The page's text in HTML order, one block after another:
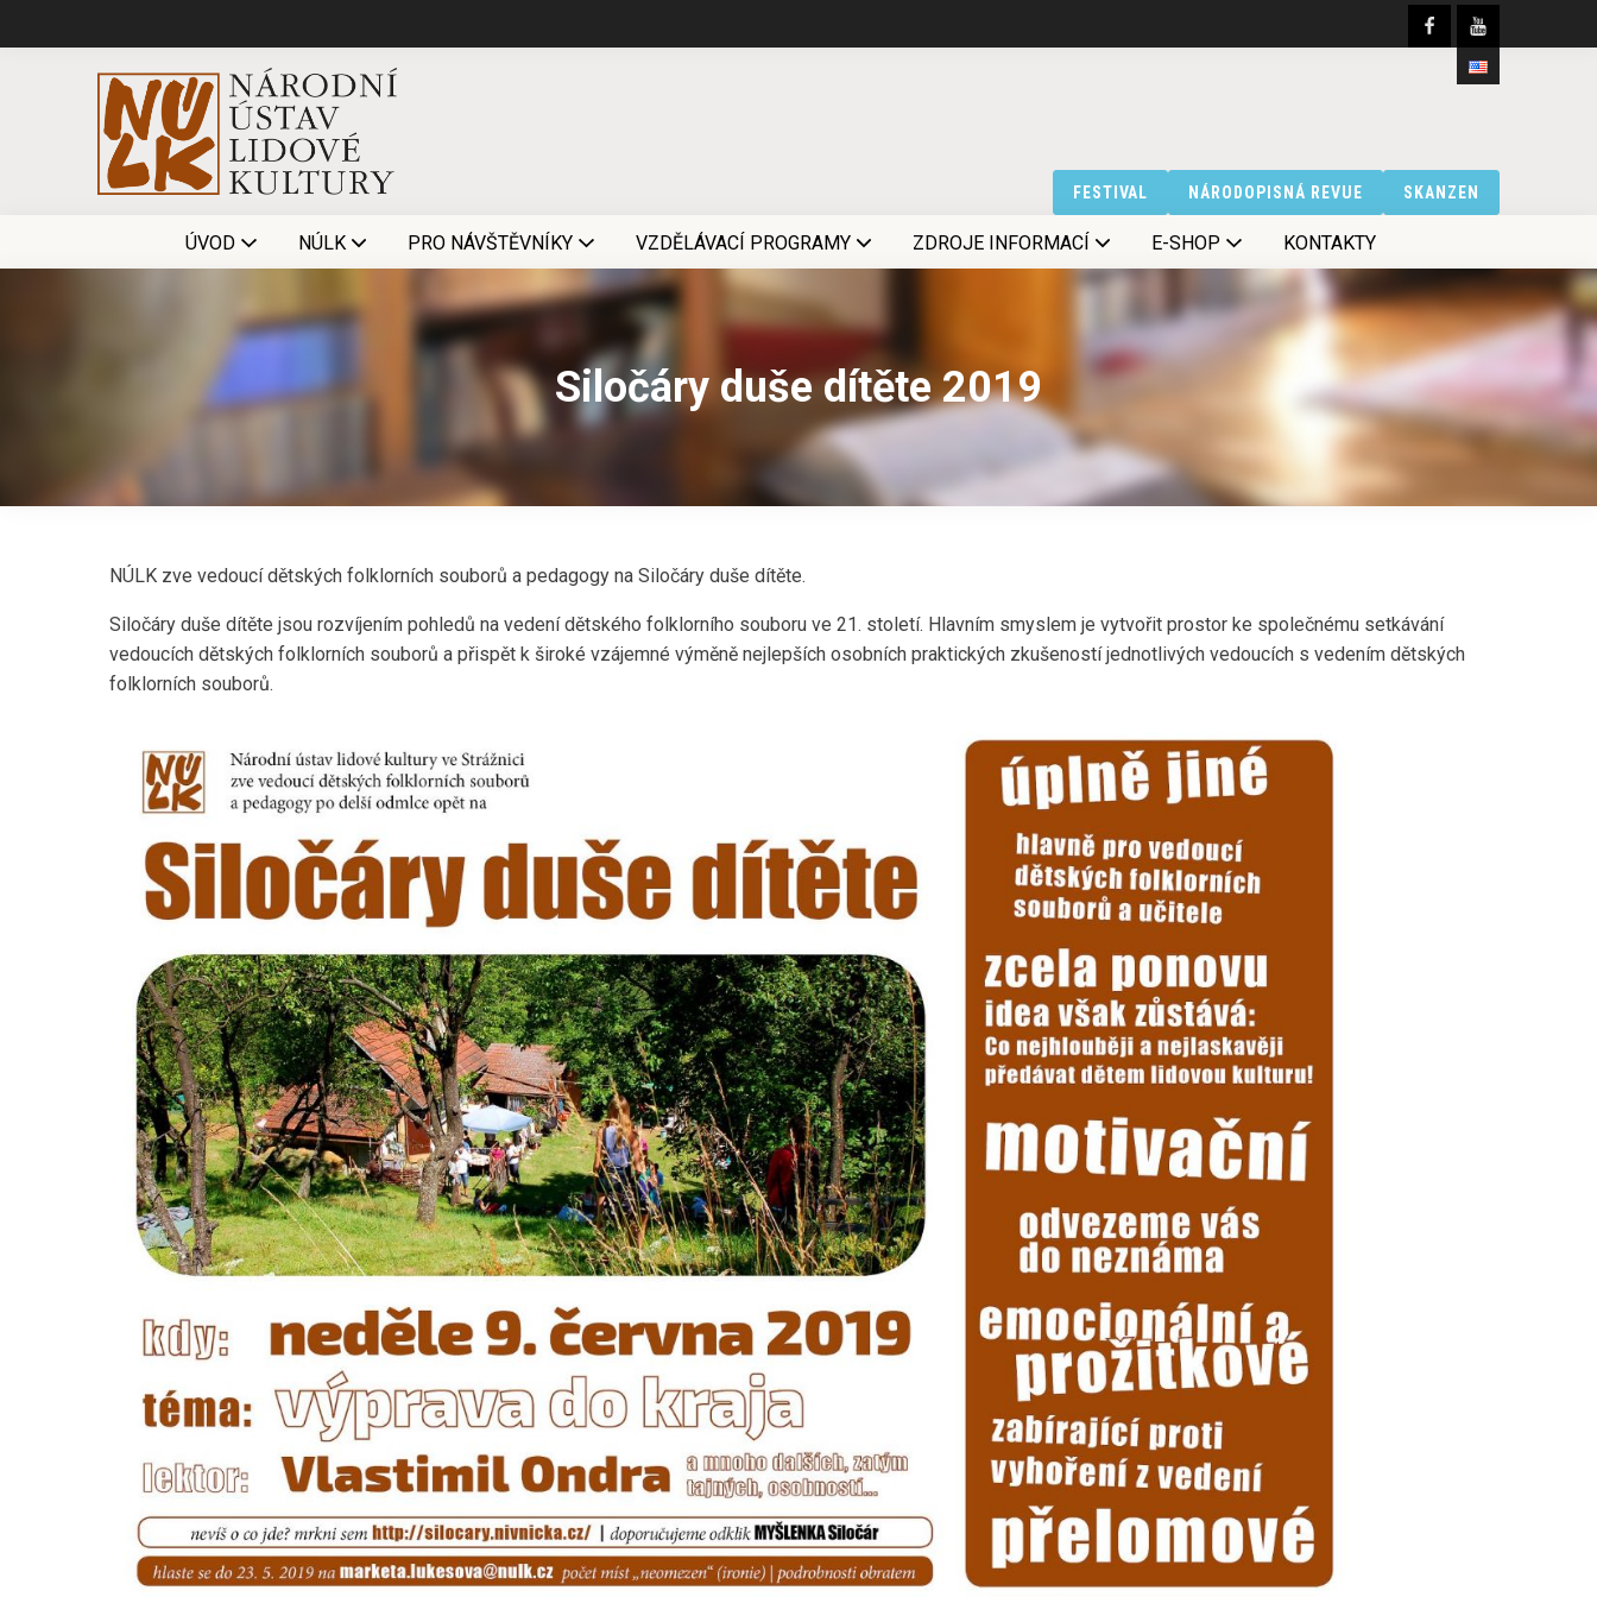
FESTIVAL NÁRODOPISNÁ REVUE SKANZEN
ÚVOD NÚLK PRO NÁVŠTĚVNÍKY VZDĚLÁVACÍ PROGRAMY ZDROJE INFORMACÍ E-SHOP KONTAKTY
Siločáry duše dítěte 2019
NÚLK zve vedoucí dětských folklorních souborů a pedagogy na Siločáry duše dítěte.
Siločáry duše dítěte jsou rozvíjením pohledů na vedení dětského folklorního souboru ve 21. století. Hlavním smyslem je vytvořit prostor ke společnému setkávání
vedoucích dětských folklorních souborů a přispět k široké vzájemné výměně nejlepších osobních praktických zkušeností jednotlivých vedoucích s vedením dětských
folklorních souborů.